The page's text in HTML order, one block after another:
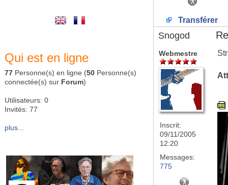
Qui est en ligne
77 Personne(s) en ligne (50 Personne(s)
connectée(s) sur Forum)
Utilisateurs: 0
Invités: 77
plus...
Transférer
Snogod
Webmestre
Inscrit:
09/11/2005
12:20
Messages:
775